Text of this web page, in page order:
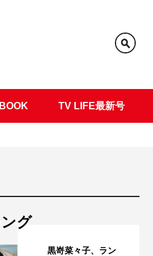
BOOK TV LIFE最新号
グ
黒嵜菜々子、ラン